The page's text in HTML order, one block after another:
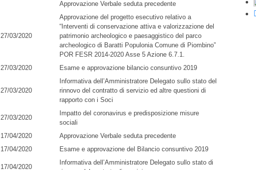
Approvazione Verbale seduta precedente
27/03/2020
Approvazione del progetto esecutivo relativo a
“Interventi di conservazione attiva e valorizzazione del
patrimonio archeologico e paesaggistico del parco
archeologico di Baratti Populonia Comune di Piombino”
POR FESR 2014-2020 Asse 5 Azione 6.7.1.
27/03/2020 Esame e approvazione bilancio consuntivo 2019
27/03/2020
Informativa dell’Amministratore Delegato sullo stato del
rinnovo del contratto di servizio ed altre questioni di
rapporto con i Soci
27/03/2020
Impatto del coronavirus e predisposizione misure
sociali
17/04/2020
Approvazione Verbale seduta precedente
17/04/2020 Esame e approvazione del Bilancio consuntivo 2019
17/04/2020
Informativa dell’Amministratore Delegato sullo stato di